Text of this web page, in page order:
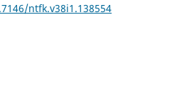
ntfk.v38i1.138554